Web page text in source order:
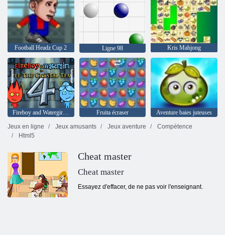
Football Headz Cup 2 Ligne 98 Kris Mahjong
Fruita écraser
Aventure baies juteuses
Jeux en ligne
Jeux amusants Jeux aventure
Compétence
Html5
Cheat master
Cheat master
Essayez d'effacer, de ne pas voir l'enseignant.